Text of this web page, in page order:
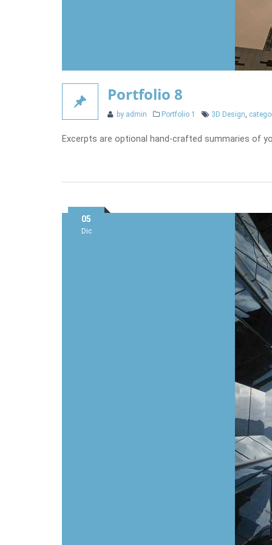
Portfolio 8
by admin Categories
Portfolio 1 Tags
3D Design,
Excerpts are optional hand-crafted summaries of
Posted
05
Dic